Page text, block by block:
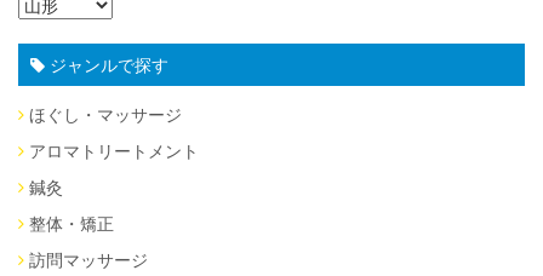
ジャンルで探す
ほぐし・マッサージ
アロマトリートメント
鍼灸
整体・矯正
訪問マッサージ